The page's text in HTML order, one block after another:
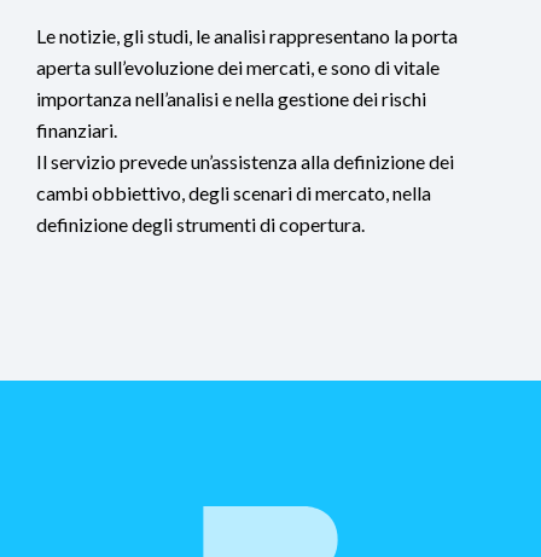
Le notizie, gli studi, le analisi rappresentano la porta
aperta sull’evoluzione dei mercati, e sono di vitale
importanza nell’analisi e nella gestione dei rischi
finanziari.
Il servizio prevede un’assistenza alla definizione dei
cambi obbiettivo, degli scenari di mercato, nella
definizione degli strumenti di copertura.